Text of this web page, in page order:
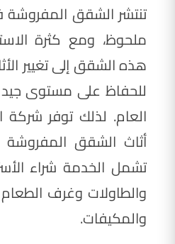
تنتشر الشقق
ملحوظ، ومع كثرة
هذه الشقق إلى تغيير
للحفاظ على مستوى جيد
العام. لذلك توفر
أثاث الشقق المفروشة
تشمل الخدمة شراء
والطاولات وغرف الطعام
والمكيفات.